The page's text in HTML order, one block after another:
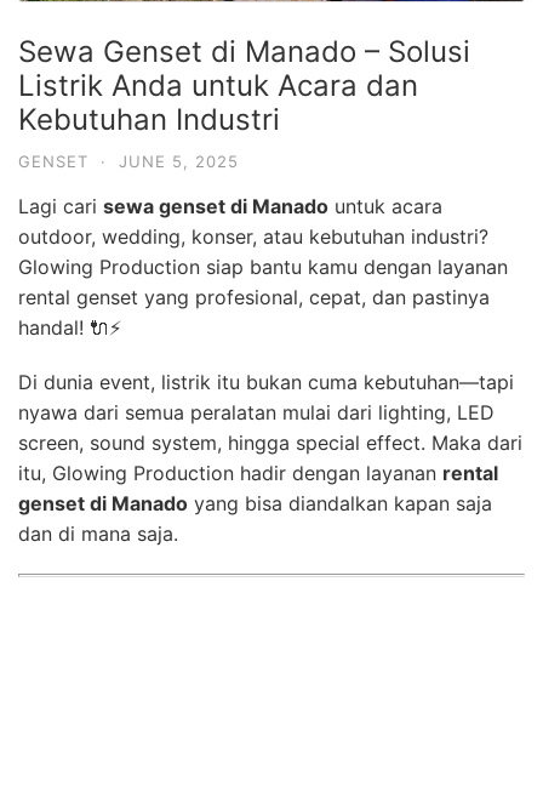
Sewa Genset di Manado – Solusi
Listrik Anda untuk Acara dan
Kebutuhan Industri
GENSET · JUNE 5, 2025
Lagi cari sewa genset di Manado untuk acara
outdoor, wedding, konser, atau kebutuhan industri?
Glowing Production siap bantu kamu dengan layanan
rental genset yang profesional, cepat, dan pastinya
handal! 🔌⚡
Di dunia event, listrik itu bukan cuma kebutuhan—tapi
nyawa dari semua peralatan mulai dari lighting, LED
screen, sound system, hingga special effect. Maka dari
itu, Glowing Production hadir dengan layanan rental
genset di Manado yang bisa diandalkan kapan saja
dan di mana saja.